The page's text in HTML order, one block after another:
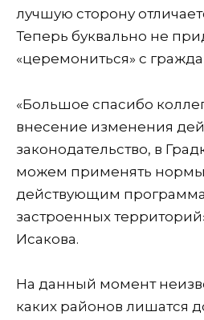
лучшую сторону
Теперь буквально не
«церемониться» с
«Большое спасибо
внесение изменения
законодательство, в
можем применять нормы
действующим
застроенных территорий
Исакова.
На данный момент
каких районов лишатся